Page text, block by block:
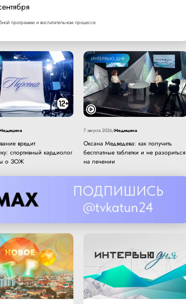
программе и воспитательном процессе.
вредит
спортивный кардиолог
о ЗОЖ
ИНТЕРВЬЮ ДНЯ
7 августа 2026/Медицина
Оксана Медведева: как получить
бесплатные таблетки и не разориться
на лечении